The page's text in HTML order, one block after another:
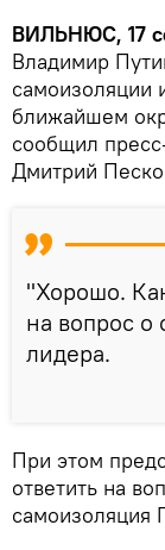
ВИЛЬНЮС, 17
Владимир
самоизоляции
ближайшем
сообщил
Дмитрий
"Хорошо.
на вопрос о
лидера.
При этом
ответить на
самоизоляция